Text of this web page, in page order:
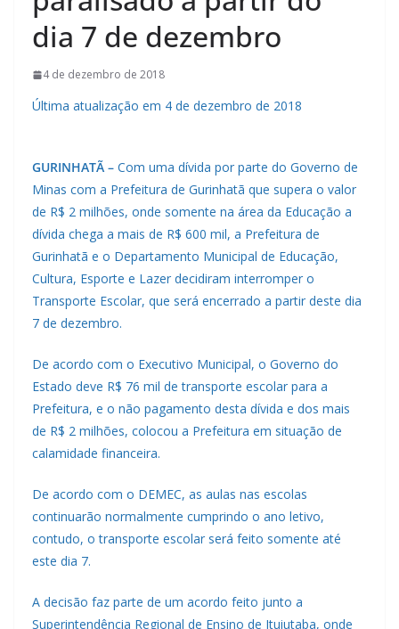
dia 7 de dezembro
4 de dezembro de 2018
Última atualização em 4 de dezembro de 2018
GURINHATÃ – Com uma dívida por parte do Governo de
Minas com a Prefeitura de Gurinhatã que supera o valor
de R$ 2 milhões, onde somente na área da Educação a
dívida chega a mais de R$ 600 mil, a Prefeitura de
Gurinhatã e o Departamento Municipal de Educação,
Cultura, Esporte e Lazer decidiram interromper o
Transporte Escolar, que será encerrado a partir deste dia
7 de dezembro.
De acordo com o Executivo Municipal, o Governo do
Estado deve R$ 76 mil de transporte escolar para a
Prefeitura, e o não pagamento desta dívida e dos mais
de R$ 2 milhões, colocou a Prefeitura em situação de
calamidade financeira.
De acordo com o DEMEC, as aulas nas escolas
continuarão normalmente cumprindo o ano letivo,
contudo, o transporte escolar será feito somente até
este dia 7.
A decisão faz parte de um acordo feito junto a
Superintendência Regional de Ensino de Ituiutaba, onde